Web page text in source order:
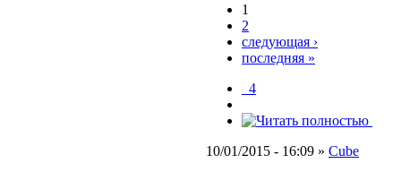
1
2
следующая ›
последняя »
_4
10/01/2015 - 16:09 » Cube